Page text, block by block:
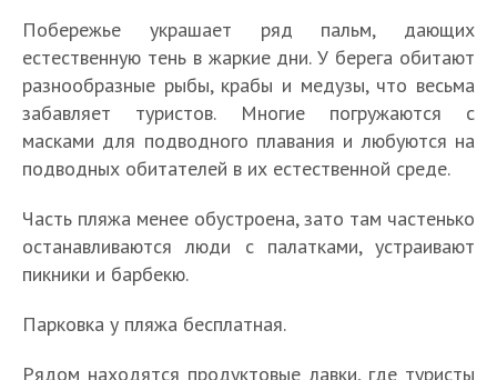
Побережье украшает ряд пальм, дающих
естественную тень в жаркие дни. У берега обитают
разнообразные рыбы, крабы и медузы, что весьма
забавляет туристов. Многие погружаются с
масками для подводного плавания и любуются на
подводных обитателей в их естественной среде.
Часть пляжа менее обустроена, зато там частенько
останавливаются люди с палатками, устраивают
пикники и барбекю.
Парковка у пляжа бесплатная.
Рядом находятся продуктовые лавки, где туристы